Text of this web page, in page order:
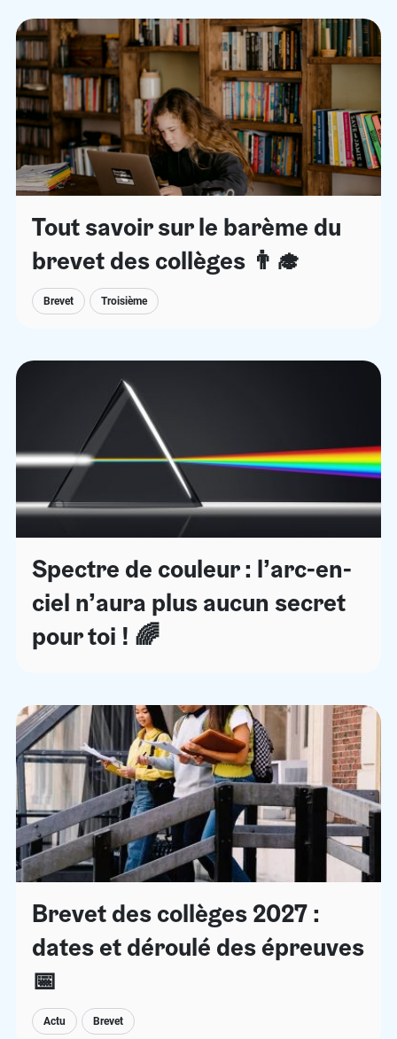
Tout savoir sur le barème du
brevet des collèges 👨‍🎓
Brevet Troisième
Spectre de couleur : l’arc-en-
ciel n’aura plus aucun secret
pour toi ! 🌈
Brevet des collèges 2027 :
dates et déroulé des épreuves
​📅​
Actu Brevet